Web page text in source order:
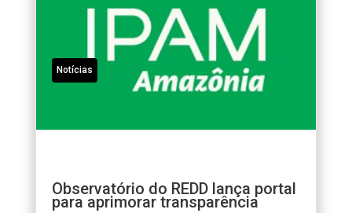
Notícias
Observatório do REDD lança portal
para aprimorar transparência